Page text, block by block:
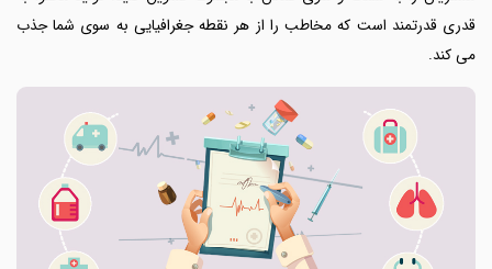
قدری قدرتمند است که مخاطب را از هر نقطه جغرافیایی به سوی شما جذب
می کند.